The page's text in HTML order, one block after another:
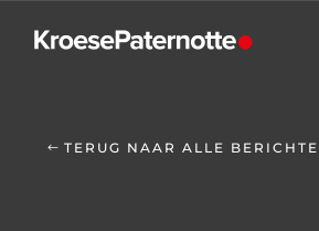
TERUG NAAR ALLE